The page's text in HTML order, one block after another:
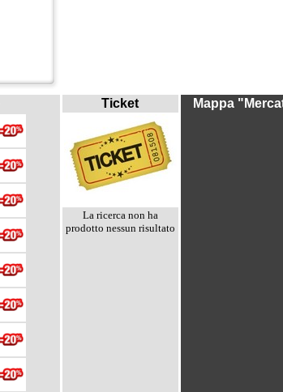
Ticket
La ricerca non ha
prodotto nessun risultato
Mappa